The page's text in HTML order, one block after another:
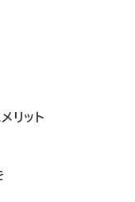
リット